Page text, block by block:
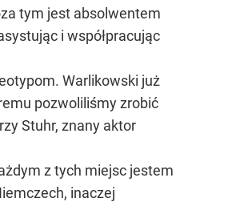
tym jest absolwentem
i współpracując
Warlikowski już
pozwoliliśmy zrobić
Stuhr, znany aktor
z tych miejsc jestem
inaczej